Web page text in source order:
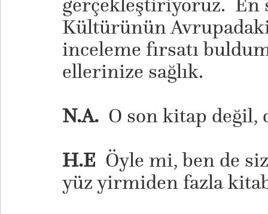
gerçekleştiriyoruz. En
Kültürünün Avrupadaki
inceleme fırsatı
ellerinize sağlık.
N.A.O son kitap değil,
H.EÖyle mi, ben de
yüz yirmiden fazla